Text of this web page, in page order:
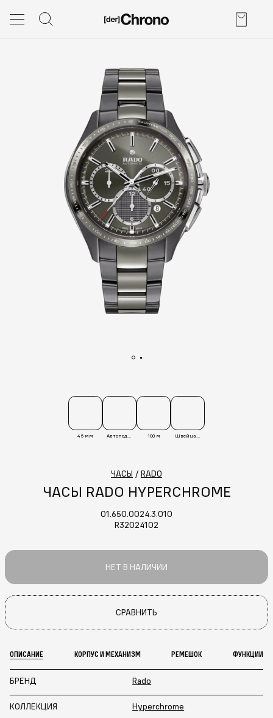
45 мм Автоподзавод 100 м Швейцария
ЧАСЫ / RADO
ЧАСЫ RADO HYPERCHROME
01.650.0024.3.010
R32024102
НЕТ В НАЛИЧИИ
СРАВНИТЬ
ОПИСАНИЕ КОРПУС И МЕХАНИЗМ РЕМЕШОК ФУНКЦИИ
БРЕНД Rado
КОЛЛЕКЦИЯ Hyperchrome